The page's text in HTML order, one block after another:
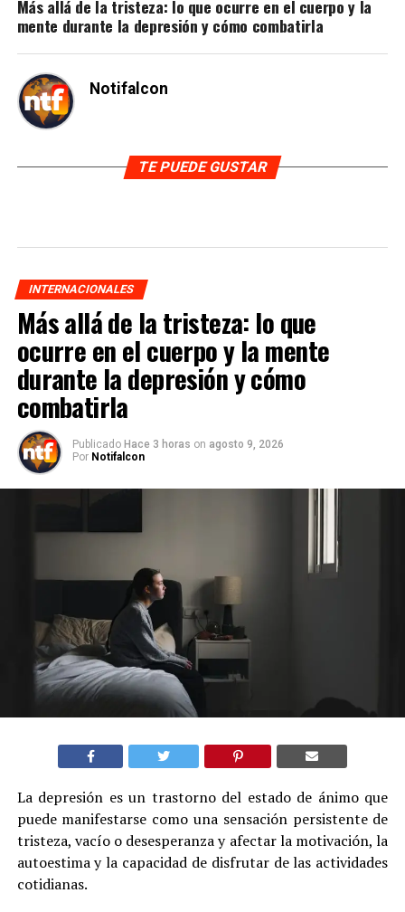
Más allá de la tristeza: lo que ocurre en el cuerpo y la
mente durante la depresión y cómo combatirla
Notifalcon
TE PUEDE GUSTAR
INTERNACIONALES
Más allá de la tristeza: lo que
ocurre en el cuerpo y la mente
durante la depresión y cómo
combatirla
Publicado Hace 3 horas on agosto 9, 2026
Por Notifalcon
La depresión es un trastorno del estado de ánimo que
puede manifestarse como una sensación persistente de
tristeza, vacío o desesperanza y afectar la motivación, la
autoestima y la capacidad de disfrutar de las actividades
cotidianas.